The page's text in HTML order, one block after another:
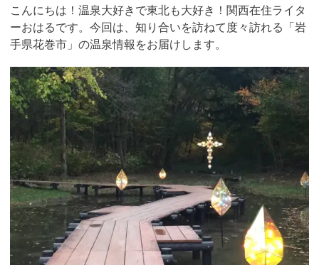
こんにちは！温泉大好きで東北も大好き！関西在住ライタ
ーおはるです。今回は、知り合いを訪ねて度々訪れる「岩
手県花巻市」の温泉情報をお届けします。